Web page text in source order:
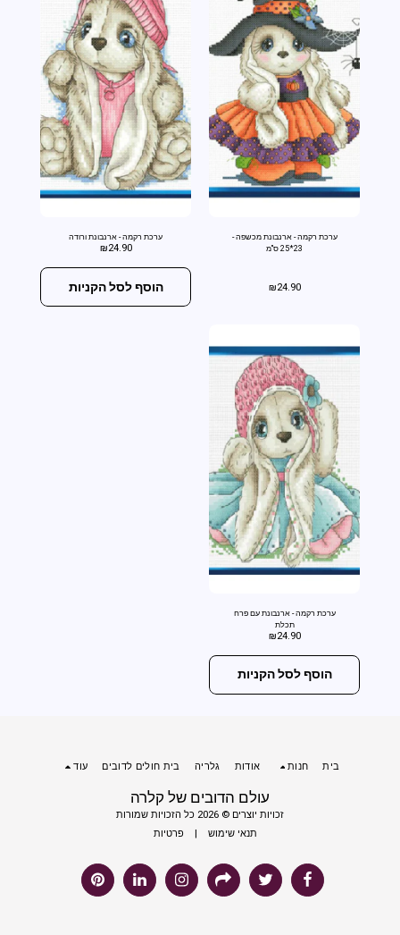
ערכת רקמה - ארנבונת מכשפה -
23*25 ס"מ
₪24.90
ערכת רקמה - ארנבונת ורודה
₪24.90
הוסף לסל הקניות
ערכת רקמה - ארנבונת עם פרח
תכלת
₪24.90
הוסף לסל הקניות
עולם הדובים של קלרה
זכויות יוצרים © 2026 כל הזכויות שמורות
תנאי שימוש | פרטיות
בית חנות אודות גלריה בית חולים לדובים עוד